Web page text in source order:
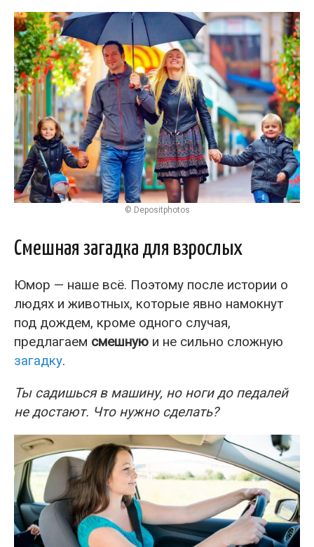
© Depositphotos
Смешная загадка для взрослых
Юмор — наше всё. Поэтому после истории о
людях и животных, которые явно намокнут
под дождем, кроме одного случая,
предлагаем смешную и не сильно сложную
загадку.
Ты садишься в машину, но ноги до педалей
не достают. Что нужно сделать?